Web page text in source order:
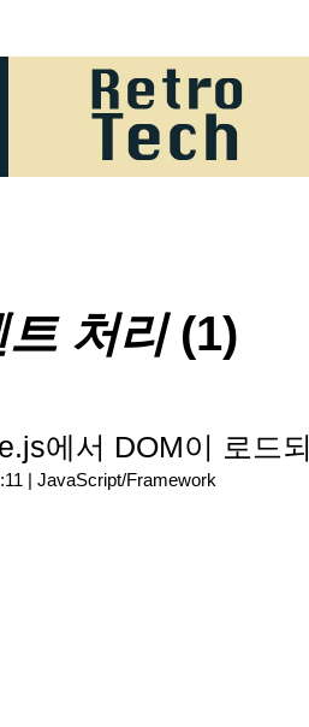
트 처리(1)
에서 DOM이 로드
| JavaScript/Framework